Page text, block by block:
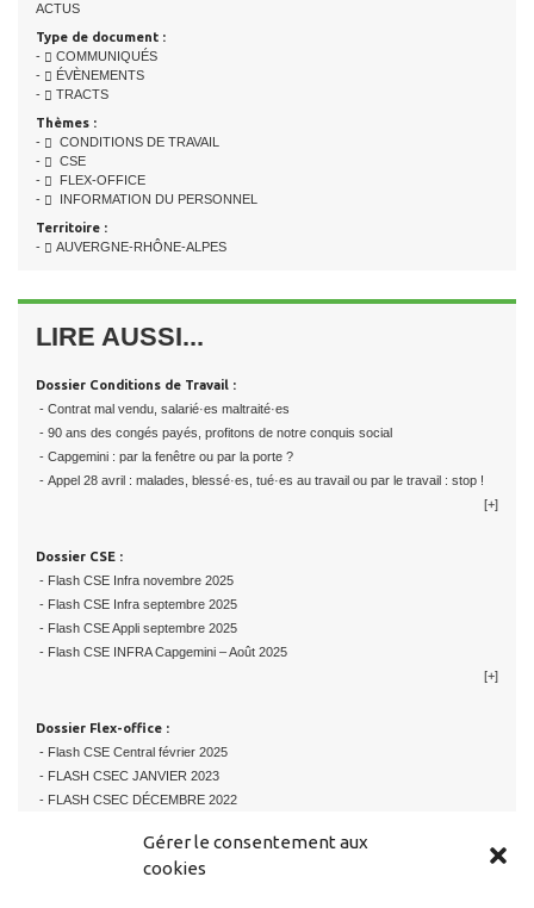
Gérer le consentement aux
cookies
ACTUS
Type de document :
-
COMMUNIQUÉS
-
ÉVÈNEMENTS
-
TRACTS
Thèmes :
-
CONDITIONS DE TRAVAIL
-
CSE
-
FLEX-OFFICE
-
INFORMATION DU PERSONNEL
Territoire :
-
AUVERGNE-RHÔNE-ALPES
LIRE AUSSI...
Dossier Conditions de Travail :
- Contrat mal vendu, salarié·es maltraité·es
- 90 ans des congés payés, profitons de notre conquis social
- Capgemini : par la fenêtre ou par la porte ?
- Appel 28 avril : malades, blessé·es, tué·es au travail ou par le travail : stop !
[+]
Dossier CSE :
- Flash CSE Infra novembre 2025
- Flash CSE Infra septembre 2025
- Flash CSE Appli septembre 2025
- Flash CSE INFRA Capgemini – Août 2025
[+]
Dossier Flex-office :
- Flash CSE Central février 2025
- FLASH CSEC JANVIER 2023
- FLASH CSEC DÉCEMBRE 2022
[+]